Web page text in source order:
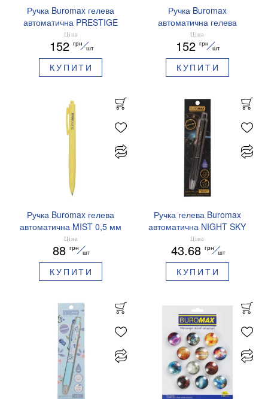
Ручка Buromax гелева
автоматична PRESTIGE
SILVER 0,5 мм сині
чорнила BM.83102
Ціна
152 грн
шт
КУПИТИ
Ручка Buromax
автоматична гелева
PRESTIGE GOLD 0,5 мм
сині чорнила BM.83101
Ціна
152 грн
шт
КУПИТИ
Ручка Buromax гелева
автоматична MIST 0,5 мм
сині чорнила BM.83103
Ціна
88 грн
шт
КУПИТИ
Ручка гелева Buromax
автоматична NIGHT SKY
ZODIAC 0.5 мм
ароматизований грип синє
чорнило BM.8379-01
Ціна
43.68 грн
шт
КУПИТИ